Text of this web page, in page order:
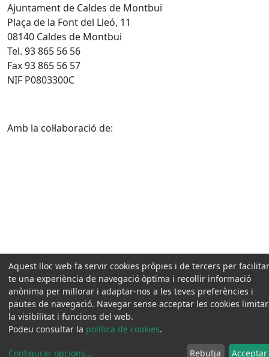
Ajuntament de Caldes de Montbui
Plaça de la Font del Lleó, 11
08140 Caldes de Montbui
Tel. 93 865 56 56
Fax 93 865 56 57
NIF P0803300C
Amb la col·laboració de:
Aquest lloc web fa servir cookies pròpies i de tercers per
te una experiència de navegació òptima i recollir informació
anònima per millorar i adaptar-nos a les teves preferències i
pautes de navegació. Navegar sense acceptar les cookies
la visibilitat i funcions del web.
Podeu consultar la política de cookies.
Configurar opcions... Rebutja Acceptar